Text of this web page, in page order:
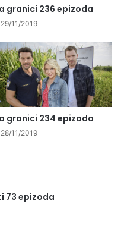
granici 236 epizoda
29/11/2019
granici 234 epizoda
28/11/2019
73 epizoda